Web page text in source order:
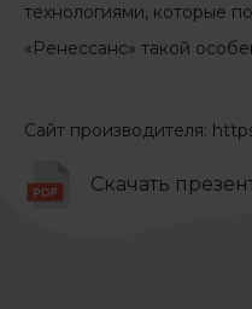
технологиями, которые
«Ренессанс» такой
Сайт производителя:
Скачать